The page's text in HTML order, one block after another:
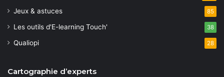
Jeux & astuces 85
Les outils d'E-learning Touch' 38
Qualiopi 28
Cartographie d’experts